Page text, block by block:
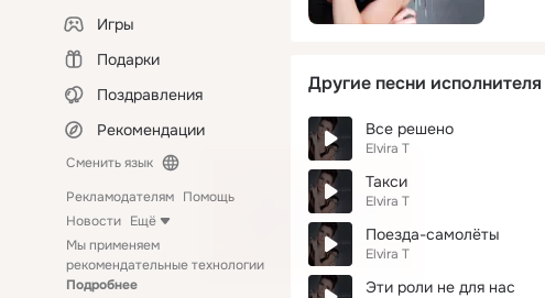
Игры
Подарки
Поздравления
Рекомендации
Сменить язык
Рекламодателям Помощь
Новости Ещё
Мы применяем
рекомендательные технологии
Подробнее
Другие песни исполнителя
Все решено
Elvira T
Такси
Elvira T
Поезда-самолёты
Elvira T
Эти роли не для нас